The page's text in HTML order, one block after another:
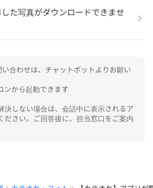
した写真がダウンロードできませ
合わせは、チャットボットよりお願い
から起動できます
決しない場合は、会話中に表示されるア
ださい。ご回答後に、担当窓口をご案内